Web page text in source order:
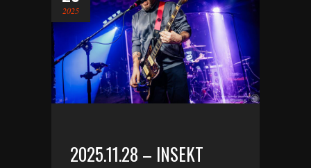
2025
2025.11.28 – INSEKT